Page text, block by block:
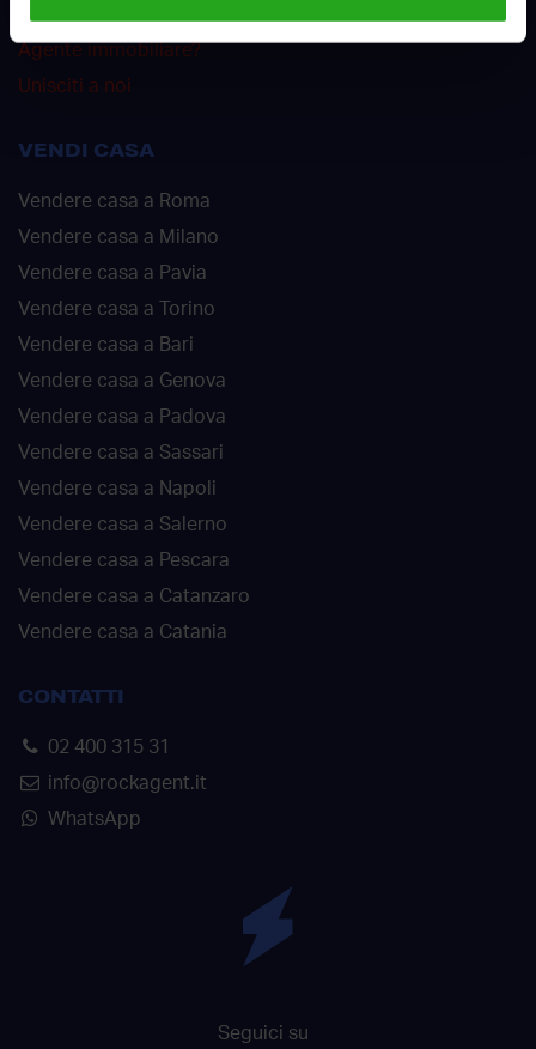
Agente immobiliare?
Unisciti a noi
VENDI CASA
Vendere casa a Roma
Vendere casa a Milano
Vendere casa a Pavia
Vendere casa a Torino
Vendere casa a Bari
Vendere casa a Genova
Vendere casa a Padova
Vendere casa a Sassari
Vendere casa a Napoli
Vendere casa a Salerno
Vendere casa a Pescara
Vendere casa a Catanzaro
Vendere casa a Catania
CONTATTI
02 400 315 31
info@rockagent.it
WhatsApp
Seguici su